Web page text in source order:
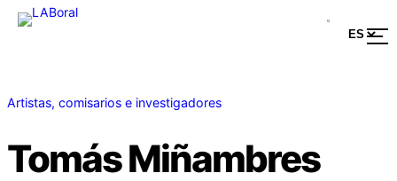
Artistas, comisarios e investigadores
Tomás Miñambres